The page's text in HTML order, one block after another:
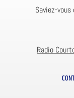
Saviez-
Radio